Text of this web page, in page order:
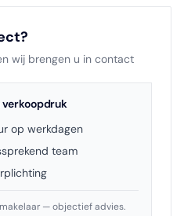
wij brengen u in contact
verkoopdruk
op werkdagen
team
— objectief advies.